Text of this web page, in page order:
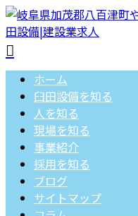
ホーム
臼田設備を知る
人を知る
現場を知る
事業紹介
採用を知る
ブログ
サイトマップ